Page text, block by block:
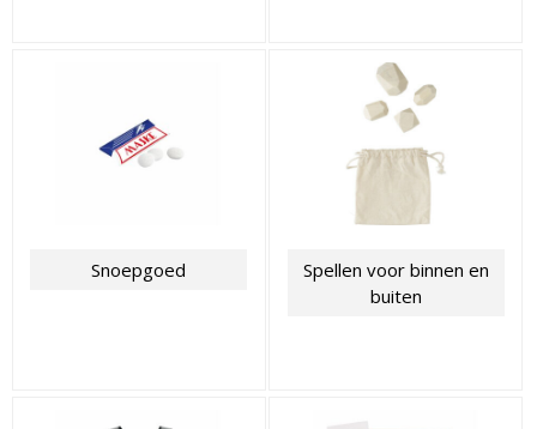
Snoepgoed
Spellen voor binnen en
buiten